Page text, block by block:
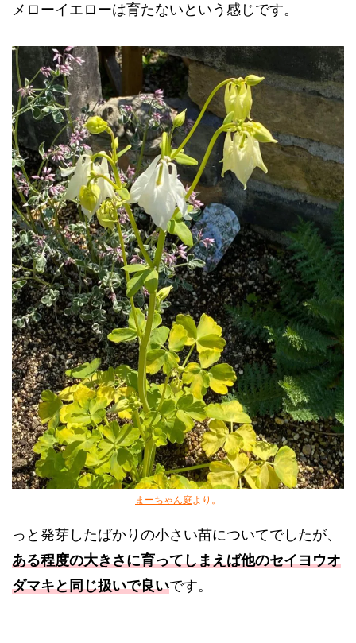
メローイエローは育たないという感じです。
まーちゃん庭より。
っと発芽したばかりの小さい苗についてでしたが、
ある程度の大きさに育ってしまえば他のセイヨウオ
ダマキと同じ扱いで良いです。